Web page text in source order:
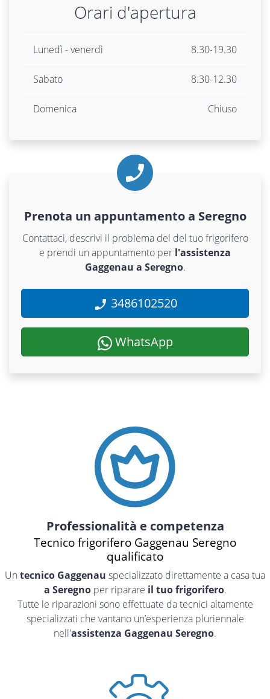
Orari d'apertura
Lunedì - venerdì 8.30-19.30
Sabato 8.30-12.30
Domenica Chiuso
Prenota un appuntamento a Seregno
Contattaci, descrivi il problema del del tuo frigorifero
e prendi un appuntamento per l'assistenza
Gaggenau a Seregno.
3486102520
WhatsApp
Professionalità e competenza
Tecnico frigorifero Gaggenau Seregno
qualificato
Un tecnico Gaggenau specializzato direttamente a casa tua
a Seregnoper riparare il tuo frigorifero.
Tutte le riparazioni sono effettuate da tecnici altamente
specializzati che vantano un’esperienza pluriennale
nell'assistenza Gaggenau Seregno.